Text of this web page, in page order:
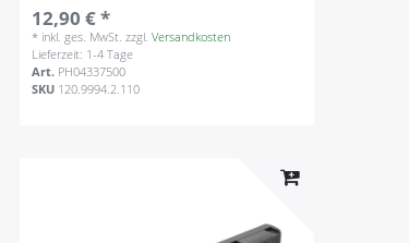
12,90 € *
* inkl. ges. MwSt. zzgl.Versandkosten
Lieferzeit: 1-4 Tage
Art. PH04337500
SKU 120.9994.2.110